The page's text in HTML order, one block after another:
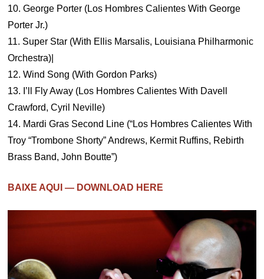
10. George Porter (Los Hombres Calientes With George
Porter Jr.)
11. Super Star (With Ellis Marsalis, Louisiana Philharmonic
Orchestra)|
12. Wind Song (With Gordon Parks)
13. I’ll Fly Away (Los Hombres Calientes With Davell
Crawford, Cyril Neville)
14. Mardi Gras Second Line (“Los Hombres Calientes With
Troy “Trombone Shorty” Andrews, Kermit Ruffins, Rebirth
Brass Band, John Boutte”)
BAIXE AQUI — DOWNLOAD HERE